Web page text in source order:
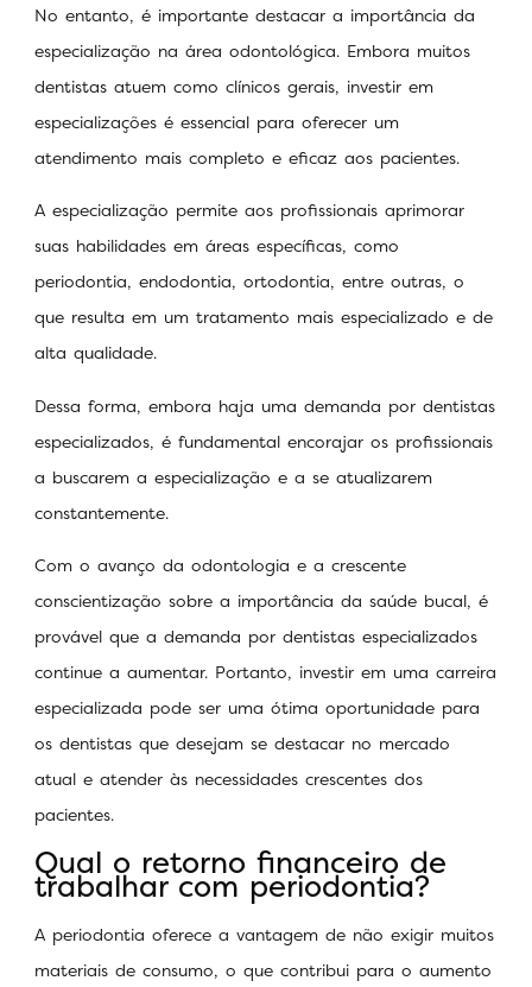
No entanto, é importante destacar a importância da
especialização na área odontológica. Embora muitos
dentistas atuem como clínicos gerais, investir em
especializações é essencial para oferecer um
atendimento mais completo e eficaz aos pacientes.
A especialização permite aos profissionais aprimorar
suas habilidades em áreas específicas, como
periodontia, endodontia, ortodontia, entre outras, o
que resulta em um tratamento mais especializado e de
alta qualidade.
Dessa forma, embora haja uma demanda por dentistas
especializados, é fundamental encorajar os profissionais
a buscarem a especialização e a se atualizarem
constantemente.
Com o avanço da odontologia e a crescente
conscientização sobre a importância da saúde bucal, é
provável que a demanda por dentistas especializados
continue a aumentar. Portanto, investir em uma carreira
especializada pode ser uma ótima oportunidade para
os dentistas que desejam se destacar no mercado
atual e atender às necessidades crescentes dos
pacientes.
Qual o retorno financeiro de
trabalhar com periodontia?
A periodontia oferece a vantagem de não exigir muitos
materiais de consumo, o que contribui para o aumento